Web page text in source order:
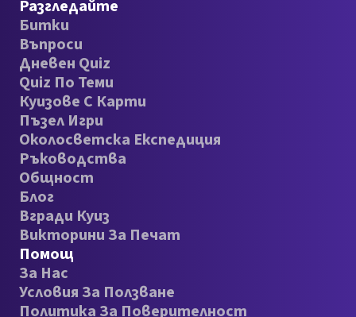
Разгледайте
Битки
Въпроси
Дневен Quiz
Quiz По Теми
Куизове С Карти
Пъзел Игри
Околосветска Експедиция
Ръководства
Общност
Блог
Вгради Куиз
Викторини За Печат
Помощ
За Нас
Условия За Ползване
Политика За Поверителност